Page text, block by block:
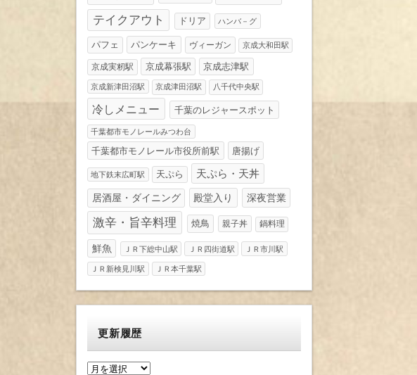
テイクアウト ドリア ハンバ－グ
パフェ パンケーキ ヴィーガン 京成大和田駅
京成実籾駅 京成幕張駅 京成志津駅
京成新津田沼駅 京成津田沼駅 八千代中央駅
冷しメニュー 千葉のレジャースポット
千葉都市モノレールみつわ台
千葉都市モノレール市役所前駅 唐揚げ
地下鉄末広町駅 天ぷら 天ぷら・天丼
居酒屋・ダイニング 殿堂入り 深夜営業
激辛・旨辛料理 焼鳥 親子丼 鍋料理
鮮魚 ＪＲ下総中山駅 ＪＲ四街道駅 ＪＲ市川駅
ＪＲ新検見川駅 ＪＲ本千葉駅
更新履歴
更